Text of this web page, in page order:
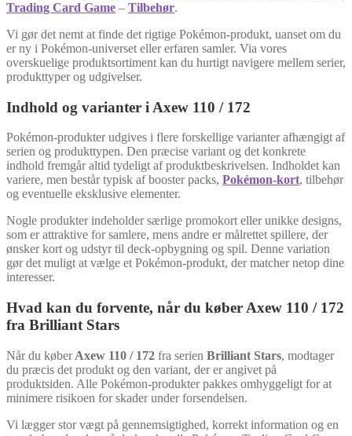
Trading Card Game – Tilbehør.
Vi gør det nemt at finde det rigtige Pokémon-produkt, uanset om du
er ny i Pokémon-universet eller erfaren samler. Via vores
overskuelige produktsortiment kan du hurtigt navigere mellem serier,
produkttyper og udgivelser.
Indhold og varianter i Axew 110 / 172
Pokémon-produkter udgives i flere forskellige varianter afhængigt af
serien og produkttypen. Den præcise variant og det konkrete
indhold fremgår altid tydeligt af produktbeskrivelsen. Indholdet kan
variere, men består typisk af booster packs, Pokémon-kort, tilbehør
og eventuelle eksklusive elementer.
Nogle produkter indeholder særlige promokort eller unikke designs,
som er attraktive for samlere, mens andre er målrettet spillere, der
ønsker kort og udstyr til deck-opbygning og spil. Denne variation
gør det muligt at vælge et Pokémon-produkt, der matcher netop dine
interesser.
Hvad kan du forvente, når du køber Axew 110 / 172
fra Brilliant Stars
Når du køberAxew 110 / 172 fra serien Brilliant Stars, modtager
du præcis det produkt og den variant, der er angivet på
produktsiden. Alle Pokémon-produkter pakkes omhyggeligt for at
minimere risikoen for skader under forsendelsen.
Vi lægger stor vægt på gennemsigtighed, korrekt information og en